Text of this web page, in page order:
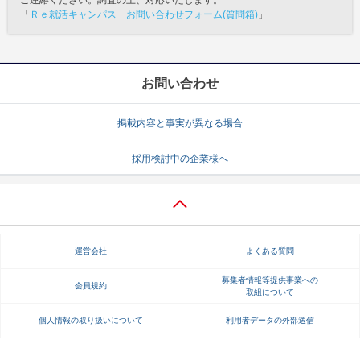
「 Ｒｅ就活キャンパス お問い合わせフォーム(質問箱) 」
お問い合わせ
掲載内容と事実が異なる場合
採用検討中の企業様へ
運営会社 よくある質問
会員規約
募集者情報等提供事業への
取組について
個人情報の取り扱いについて 利用者データの外部送信